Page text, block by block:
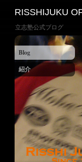
RISSHIJUKU
立志塾公式ブログ
Blog
紹介